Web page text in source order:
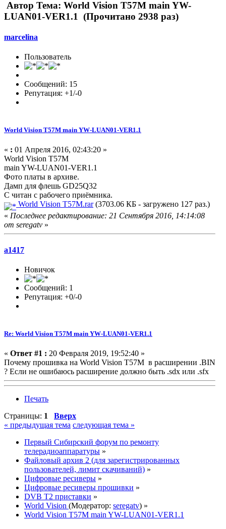
Автор Тема: World Vision T57M main YW-
LUAN01-VER1.1 (Прочитано 2938 раз)
marcelina
Пользователь
Сообщений: 15
Репутация: +1/-0
World Vision T57M main YW-LUAN01-VER1.1
« : 01 Апреля 2016, 02:43:20 »
World Vision T57M
main YW-LUAN01-VER1.1
Фото платы в архиве.
Дамп для флешь GD25Q32
С читан с рабочего приёмника.
World Vision T57M.rar(3703.06 КБ - загружено 127 раз.)
« Последнее редактирование: 21 Сентября 2016, 14:14:08
от seregatv »
a1417
Новичок
Сообщений: 1
Репутация: +0/-0
Re: World Vision T57M main YW-LUAN01-VER1.1
« Ответ #1 : 20 Февраля 2019, 19:52:40 »
Почему прошивка на World Vision T57M в расширении .BIN
? Если не ошибаюсь расширение должно быть .sdx или .sfx
Печать
Страницы: 1
Вверх
« предыдущая тема следующая тема »
Первый Сибирский форум по ремонту
телерадиоаппаратуры »
Файловый архив 2 (для зарегистрированных
пользователей, лимит скачиваний) »
Цифровые ресиверы »
Цифровые ресиверы прошивки »
DVB T2 приставки »
World Vision (Модератор: seregatv) »
World Vision T57M main YW-LUAN01-VER1.1